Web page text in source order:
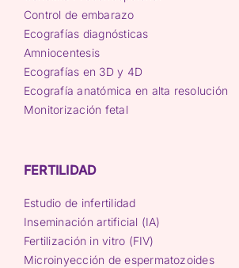
Control de embarazo
Ecografías diagnósticas
Amniocentesis
Ecografías en 3D y 4D
Ecografía anatómica en alta resolución
Monitorización fetal
FERTILIDAD
Estudio de infertilidad
Inseminación artificial (IA)
Fertilización in vitro (FIV)
Microinyección de espermatozoides